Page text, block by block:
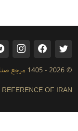
© 2026 - 1405 مرجع
OF IRAN